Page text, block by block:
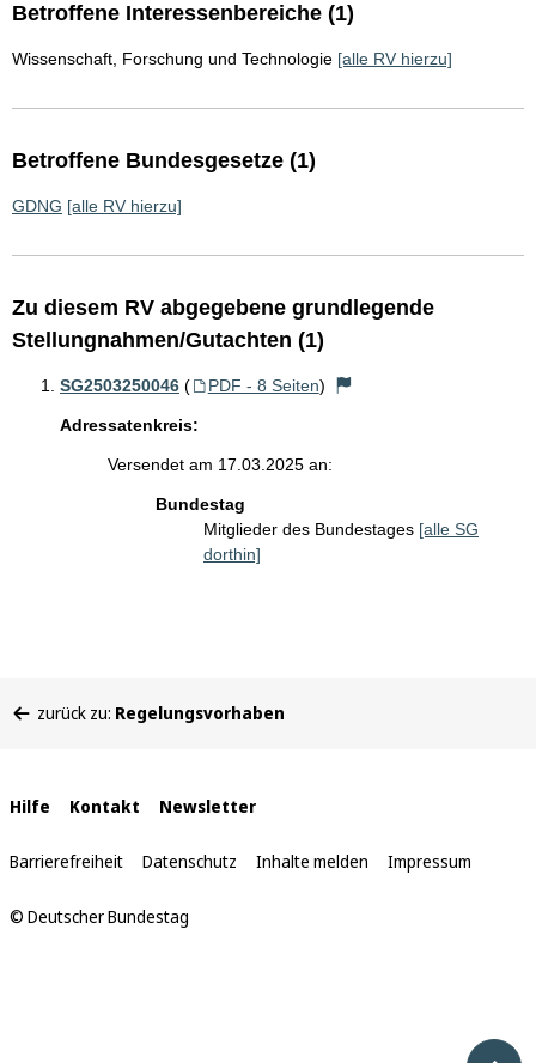
Betroffene Interessenbereiche (1)
Wissenschaft, Forschung und Technologie [alle RV hierzu]
Betroffene Bundesgesetze (1)
GDNG [alle RV hierzu]
Zu diesem RV abgegebene grundlegende
Stellungnahmen/Gutachten (1)
SG2503250046 ( PDF - 8 Seiten)
Adressatenkreis:
Versendet am 17.03.2025 an:
Bundestag
Mitglieder des Bundestages [alle SG
dorthin]
befinden
zurück zu: Regelungsvorhaben
Interne
Links
Hilfe Kontakt Newsletter
Barrierefreiheit Datenschutz Inhalte melden Impressum
© Deutscher Bundestag